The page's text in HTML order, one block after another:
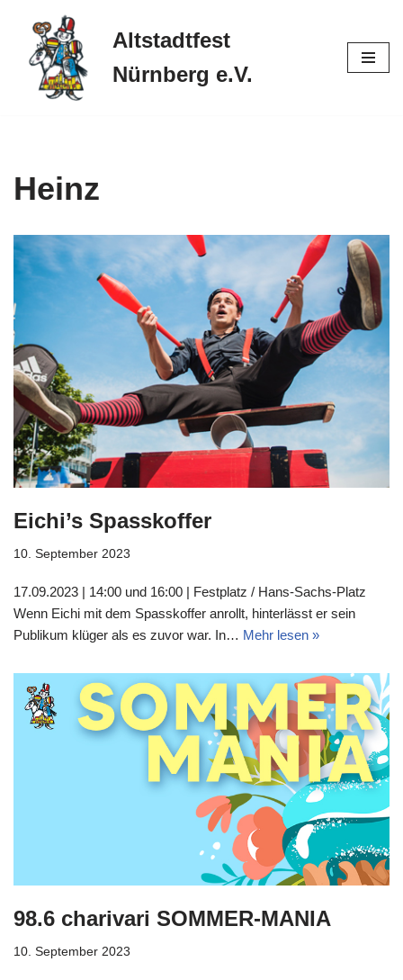
Zum
Inhalt
springen
Altstadtfest
Nürnberg e.V.
Heinz
Eichi’s Spasskoffer
10. September 2023
17.09.2023 | 14:00 und 16:00 | Festplatz / Hans-Sachs-Platz
Wenn Eichi mit dem Spasskoffer anrollt, hinterlässt er sein
Publikum klüger als es zuvor war. In… Mehr lesen »
98.6 charivari SOMMER-MANIA
10. September 2023